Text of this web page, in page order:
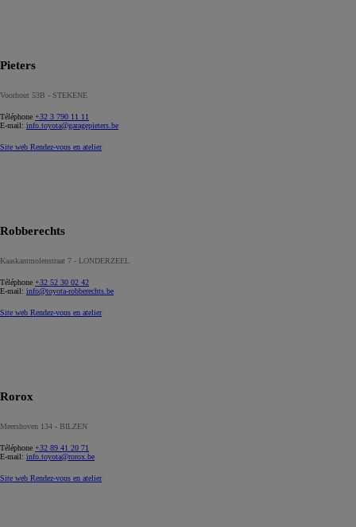
Pieters
Voorhout 53B - STEKENE
Téléphone +32 3 790 11 11
E-mail: info.toyota@garagepieters.be
Site web Rendez-vous en atelier
Robberechts
Kaaskantmolenstraat 7 - LONDERZEEL
Téléphone +32 52 30 02 42
E-mail: info@toyota-robberechts.be
Site web Rendez-vous en atelier
Rorox
Meershoven 134 - BILZEN
Téléphone +32 89 41 20 71
E-mail: info.toyota@rorox.be
Site web Rendez-vous en atelier